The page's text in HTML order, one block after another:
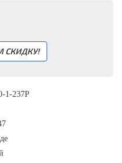
СКИДКУ!
1-237Р